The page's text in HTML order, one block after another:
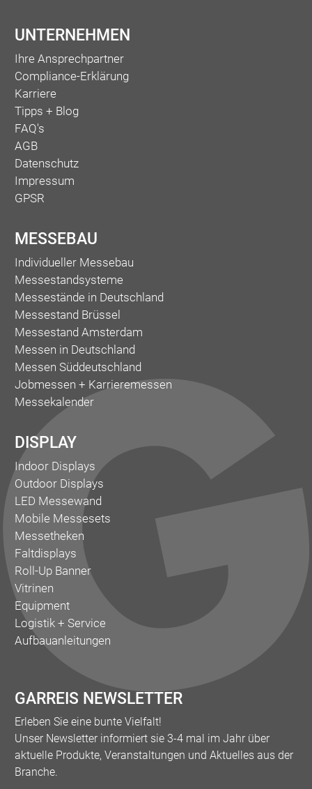
UNTERNEHMEN
Ihre Ansprechpartner
Compliance-Erklärung
Karriere
Tipps + Blog
FAQ's
AGB
Datenschutz
Impressum
GPSR
MESSEBAU
Individueller Messebau
Messestandsysteme
Messestände in Deutschland
Messestand Brüssel
Messestand Amsterdam
Messen in Deutschland
Messen Süddeutschland
Jobmessen + Karrieremessen
Messekalender
DISPLAY
Indoor Displays
Outdoor Displays
LED Messewand
Mobile Messesets
Messetheken
Faltdisplays
Roll-Up Banner
Vitrinen
Equipment
Logistik + Service
Aufbauanleitungen
GARREIS NEWSLETTER
Erleben Sie eine bunte Vielfalt!
Unser Newsletter informiert sie 3-4 mal im Jahr über
aktuelle Produkte, Veranstaltungen und Aktuelles aus der
Branche.